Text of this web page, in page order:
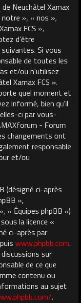
Neuchâtel Xamax
notre », « nos »,
FCS »,
d’être
Si vous
de toutes les
et/ou n’utilisez
Xamax FCS ».
quel moment et
informé, bien qu’il
ci par vous-
- Forum
changements ont
responsable
et/ou
(désigné ci-après
»,
« Équipes phpBB »)
la licence «
ci-après par
www.phpbb.com.
sur
de ce que
contenu ou
au sujet
.